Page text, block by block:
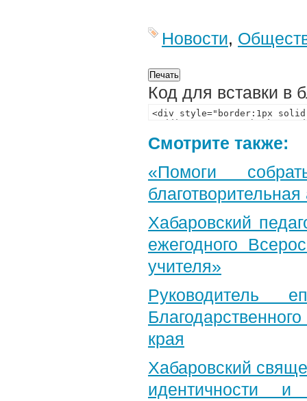
Новости,
Код для вставки в
Смотрите также:
«Помоги
Хабаровский
ежегодного
учителя»
Руководитель
края
Хабаровский
идентичности